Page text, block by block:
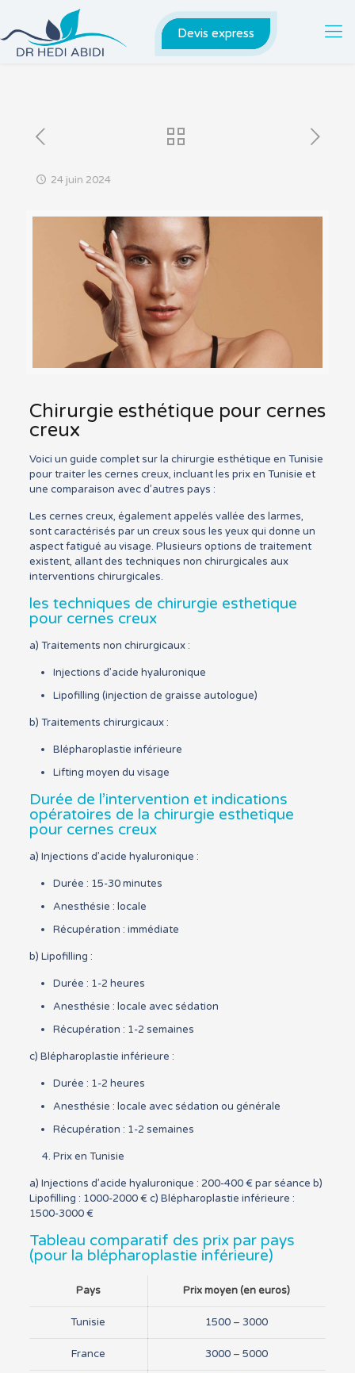
Devis express
24 juin 2024
Chirurgie esthétique pour cernes
creux
Voici un guide complet sur la chirurgie esthétique en Tunisie
pour traiter les cernes creux, incluant les prix en Tunisie et
une comparaison avec d’autres pays :
Les cernes creux, également appelés vallée des larmes,
sont caractérisés par un creux sous les yeux qui donne un
aspect fatigué au visage. Plusieurs options de traitement
existent, allant des techniques non chirurgicales aux
interventions chirurgicales.
les techniques de chirurgie esthetique
pour cernes creux
a) Traitements non chirurgicaux :
Injections d’acide hyaluronique
Lipofilling (injection de graisse autologue)
b) Traitements chirurgicaux :
Blépharoplastie inférieure
Lifting moyen du visage
Durée de l’intervention et indications
opératoires de la chirurgie esthetique
pour cernes creux
a) Injections d’acide hyaluronique :
Durée : 15-30 minutes
Anesthésie : locale
Récupération : immédiate
b) Lipofilling :
Durée : 1-2 heures
Anesthésie : locale avec sédation
Récupération : 1-2 semaines
c) Blépharoplastie inférieure :
Durée : 1-2 heures
Anesthésie : locale avec sédation ou générale
Récupération : 1-2 semaines
Prix en Tunisie
a) Injections d’acide hyaluronique : 200-400 € par séance b)
Lipofilling : 1000-2000 € c) Blépharoplastie inférieure :
1500-3000 €
Tableau comparatif des prix par pays
(pour la blépharoplastie inférieure)
Pays Prix moyen (en euros)
Tunisie 1500 – 3000
France 3000 – 5000